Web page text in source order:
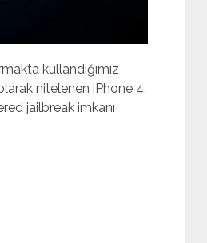
kullandığımız
nitelenen iPhone 4,
jailbreak imkanı